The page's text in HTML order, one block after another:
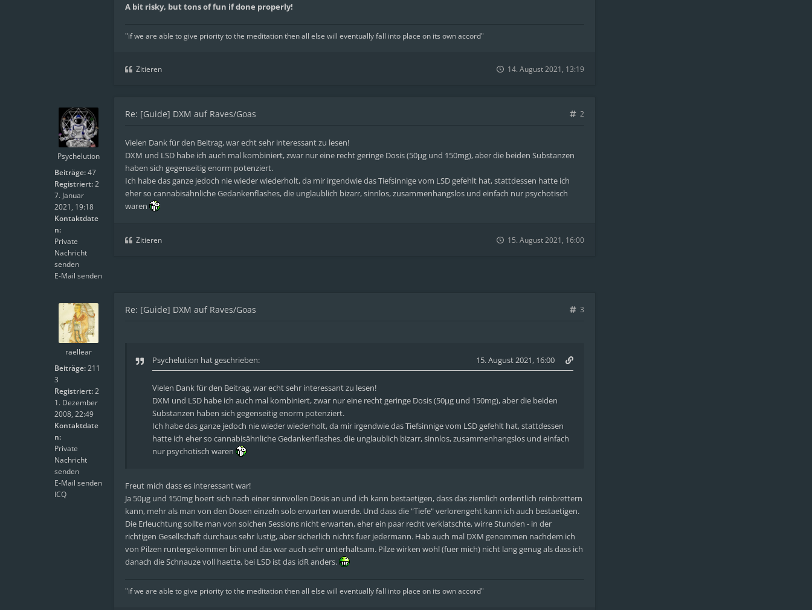
A bit risky, but tons of fun if done properly!
"if we are able to give priority to the meditation then all else will eventually fall into place on its own accord"
Zitieren 14. August 2021, 13:19
Psychelution
Beiträge:47
Registriert:2
7. Januar
2021, 19:18
Kontaktdate
n:
Private
Nachricht
senden
E-Mail senden
Re: [Guide] DXM auf Raves/Goas 2
Vielen Dank für den Beitrag, war echt sehr interessant zu lesen!
DXM und LSD habe ich auch mal kombiniert, zwar nur eine recht geringe Dosis (50µg und 150mg), aber die beiden Substanzen
haben sich gegenseitig enorm potenziert.
Ich habe das ganze jedoch nie wieder wiederholt, da mir irgendwie das Tiefsinnige vom LSD gefehlt hat, stattdessen hatte ich
eher so cannabisähnliche Gedankenflashes, die unglaublich bizarr, sinnlos, zusammenhangslos und einfach nur psychotisch
waren
Zitieren 15. August 2021, 16:00
raellear
Beiträge:211
3
Registriert:2
1. Dezember
2008, 22:49
Kontaktdate
n:
Private
Nachricht
senden
E-Mail senden
ICQ
Re: [Guide] DXM auf Raves/Goas 3
Psychelution hat geschrieben: 15. August 2021, 16:00
Vielen Dank für den Beitrag, war echt sehr interessant zu lesen!
DXM und LSD habe ich auch mal kombiniert, zwar nur eine recht geringe Dosis (50µg und 150mg), aber die beiden
Substanzen haben sich gegenseitig enorm potenziert.
Ich habe das ganze jedoch nie wieder wiederholt, da mir irgendwie das Tiefsinnige vom LSD gefehlt hat, stattdessen
hatte ich eher so cannabisähnliche Gedankenflashes, die unglaublich bizarr, sinnlos, zusammenhangslos und einfach
nur psychotisch waren
Freut mich dass es interessant war!
Ja 50µg und 150mg hoert sich nach einer sinnvollen Dosis an und ich kann bestaetigen, dass das ziemlich ordentlich reinbrettern
kann, mehr als man von den Dosen einzeln solo erwarten wuerde. Und dass die "Tiefe" verlorengeht kann ich auch bestaetigen.
Die Erleuchtung sollte man von solchen Sessions nicht erwarten, eher ein paar recht verklatschte, wirre Stunden - in der
richtigen Gesellschaft durchaus sehr lustig, aber sicherlich nichts fuer jedermann. Hab auch mal DXM genommen nachdem ich
von Pilzen runtergekommen bin und das war auch sehr unterhaltsam. Pilze wirken wohl (fuer mich) nicht lang genug als dass ich
danach die Schnauze voll haette, bei LSD ist das idR anders.
"if we are able to give priority to the meditation then all else will eventually fall into place on its own accord"